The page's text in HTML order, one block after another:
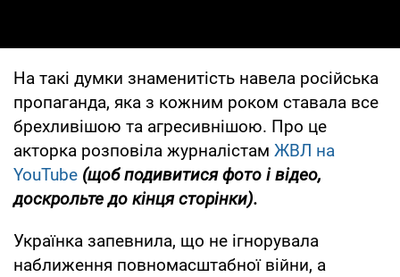
На такі думки знаменитість навела російська
пропаганда, яка з кожним роком ставала все
брехливішою та агресивнішою. Про це
акторка розповіла журналістам ЖВЛ на
YouTube (щоб подивитися фото і відео,
доскрольте до кінця сторінки).
Українка запевнила, що не ігнорувала
наближення повномасштабної війни, а